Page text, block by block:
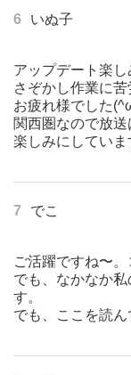
6 いぬ子
アップデート楽
さぞかし作業に
お疲れ様でした
関西圏なので放
楽しみにしてい
7 でこ
ご活躍ですね〜
でも、なかなか
す。
でも、ここを読